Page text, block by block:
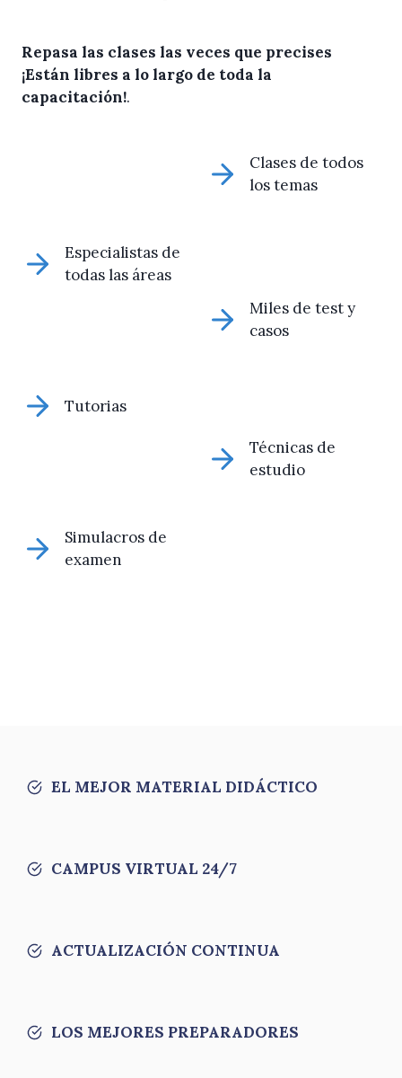
Repasa las clases las veces que precises
¡Están libres a lo largo de toda la
capacitación!.
Clases de todos
los temas
Especialistas de
todas las áreas
Miles de test y
casos
Tutorias
Técnicas de
estudio
Simulacros de
examen
EL MEJOR MATERIAL DIDÁCTICO
CAMPUS VIRTUAL 24/7
ACTUALIZACIÓN CONTINUA
LOS MEJORES PREPARADORES